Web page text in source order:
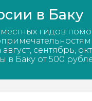
28 экскурсий
20 экскурсий
в Баку
гидов
сентябрь,
в Баку от 500